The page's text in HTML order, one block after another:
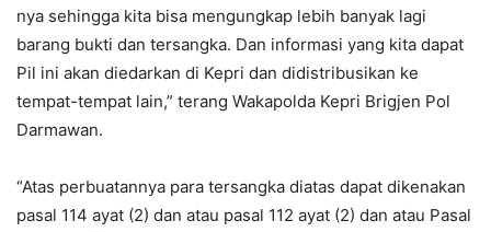
nya sehingga kita bisa mengungkap lebih banyak lagi
barang bukti dan tersangka. Dan informasi yang kita dapat
Pil ini akan diedarkan di Kepri dan didistribusikan ke
tempat-tempat lain,” terang Wakapolda Kepri Brigjen Pol
Darmawan.
“Atas perbuatannya para tersangka diatas dapat dikenakan
pasal 114 ayat (2) dan atau pasal 112 ayat (2) dan atau Pasal